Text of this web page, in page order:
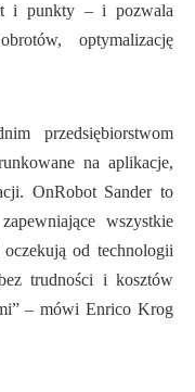
i punkty – i pozwala
optymalizację
przedsiębiorstwom
na aplikacje,
OnRobot Sander to
wszystkie
od technologii
trudności i kosztów
– mówi Enrico Krog